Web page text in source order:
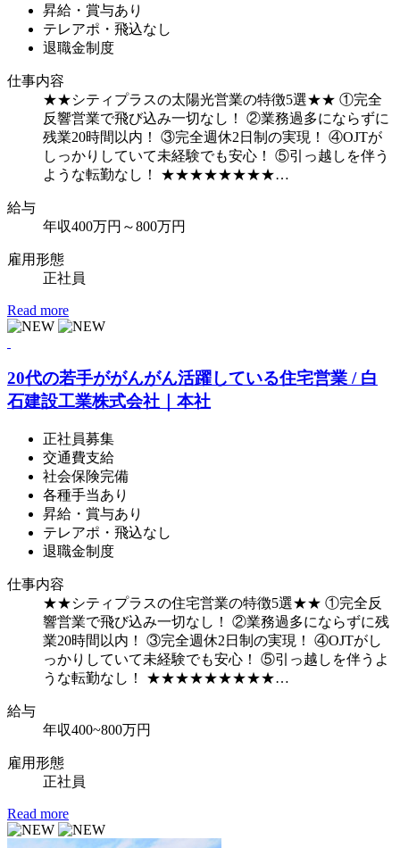
昇給・賞与あり
テレアポ・飛込なし
退職金制度
仕事内容
★★シティプラスの太陽光営業の特徴5選★★ ①完全
反響営業で飛び込み一切なし！ ②業務過多にならずに
残業20時間以内！ ③完全週休2日制の実現！ ④OJTが
しっかりしていて未経験でも安心！ ⑤引っ越しを伴う
ような転勤なし！ ★★★★★★★★…
給与
年収400万円～800万円
雇用形態
正社員
Read more
20代の若手ががんがん活躍している住宅営業 / 白
石建設工業株式会社｜本社
正社員募集
交通費支給
社会保険完備
各種手当あり
昇給・賞与あり
テレアポ・飛込なし
退職金制度
仕事内容
★★シティプラスの住宅営業の特徴5選★★ ①完全反
響営業で飛び込み一切なし！ ②業務過多にならずに残
業20時間以内！ ③完全週休2日制の実現！ ④OJTがし
っかりしていて未経験でも安心！ ⑤引っ越しを伴うよ
うな転勤なし！ ★★★★★★★★★…
給与
年収400~800万円
雇用形態
正社員
Read more